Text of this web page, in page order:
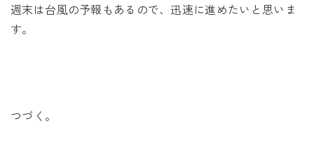
週末は台風の予報もあるので、迅速に進めたいと思いま
す。
つづく。